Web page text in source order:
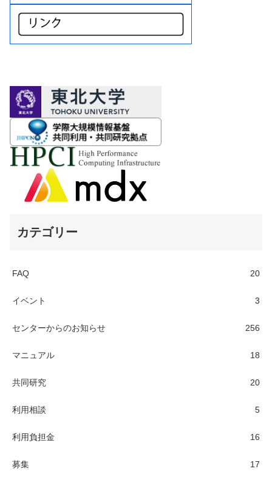
カテゴリー
FAQ 20
イベント 3
センターからのお知らせ 256
マニュアル 18
共同研究 20
利用相談 5
利用負担金 16
募集 17